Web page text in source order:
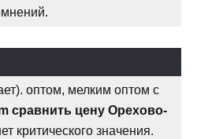
оптом, мелким оптом с
сравнить цену Орехово-
критического значения.